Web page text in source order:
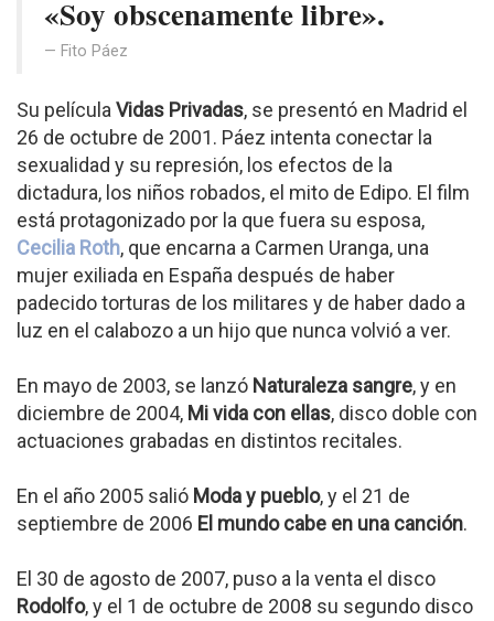
«Soy obscenamente libre».
Fito Páez
Su película Vidas Privadas, se presentó en Madrid el
26 de octubre de 2001. Páez intenta conectar la
sexualidad y su represión, los efectos de la
dictadura, los niños robados, el mito de Edipo. El film
está protagonizado por la que fuera su esposa,
Cecilia Roth, que encarna a Carmen Uranga, una
mujer exiliada en España después de haber
padecido torturas de los militares y de haber dado a
luz en el calabozo a un hijo que nunca volvió a ver.
En mayo de 2003, se lanzó Naturaleza sangre, y en
diciembre de 2004, Mi vida con ellas, disco doble con
actuaciones grabadas en distintos recitales.
En el año 2005 salió Moda y pueblo, y el 21 de
septiembre de 2006 El mundo cabe en una canción.
El 30 de agosto de 2007, puso a la venta el disco
Rodolfo, y el 1 de octubre de 2008 su segundo disco